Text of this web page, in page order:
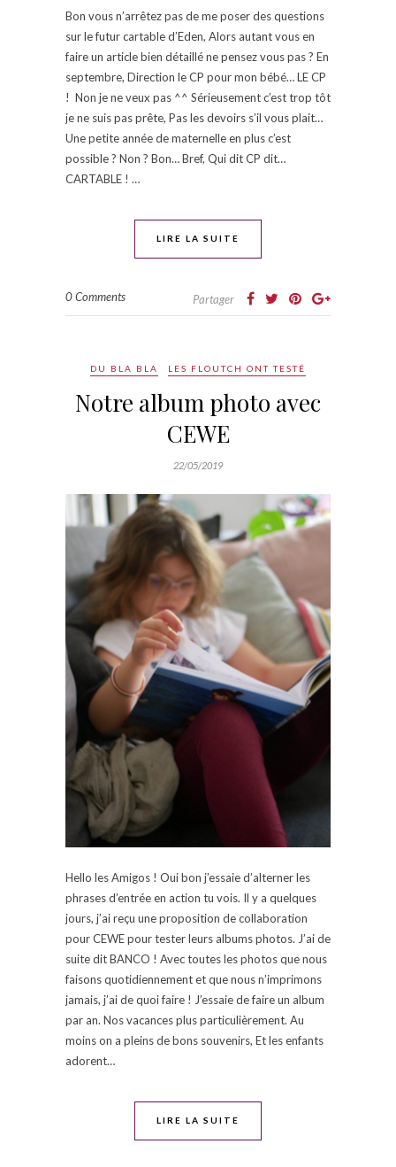
Bon vous n’arrêtez pas de me poser des questions
sur le futur cartable d’Eden, Alors autant vous en
faire un article bien détaillé ne pensez vous pas ? En
septembre, Direction le CP pour mon bébé… LE CP
! Non je ne veux pas ^^ Sérieusement c’est trop tôt
je ne suis pas prête, Pas les devoirs s’il vous plait…
Une petite année de maternelle en plus c’est
possible ? Non ? Bon… Bref, Qui dit CP dit…
CARTABLE ! …
LIRE LA SUITE
0 Comments Partager
DU BLA BLA LES FLOUTCH ONT TESTÉ
Notre album photo avec
CEWE
22/05/2019
Hello les Amigos ! Oui bon j’essaie d’alterner les
phrases d’entrée en action tu vois. Il y a quelques
jours, j’ai reçu une proposition de collaboration
pour CEWE pour tester leurs albums photos. J’ai de
suite dit BANCO ! Avec toutes les photos que nous
faisons quotidiennement et que nous n’imprimons
jamais, j’ai de quoi faire ! J’essaie de faire un album
par an. Nos vacances plus particulièrement. Au
moins on a pleins de bons souvenirs, Et les enfants
adorent…
LIRE LA SUITE